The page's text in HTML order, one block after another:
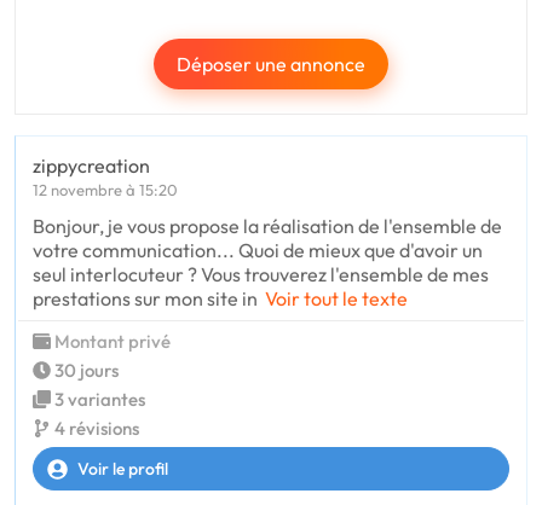
Déposer une annonce
zippycreation
12 novembre à 15:20
Bonjour, je vous propose la réalisation de l'ensemble de
votre communication... Quoi de mieux que d'avoir un
seul interlocuteur ? Vous trouverez l'ensemble de mes
prestations sur mon site in Voir tout le texte
Montant privé
30 jours
3 variantes
4 révisions
Voir le profil